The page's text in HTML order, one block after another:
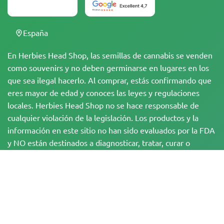
En Herbies Head Shop, las semillas de cannabis se venden
como souvenirs y no deben germinarse en lugares en los
que sea ilegal hacerlo. Al comprar, estás confirmando que
eres mayor de edad y conoces las leyes y regulaciones
locales. Herbies Head Shop no se hace responsable de
cualquier violación de la legislación. Los productos y la
información en este sitio no han sido evaluados por la FDA
y NO están destinados a diagnosticar, tratar, curar o
España